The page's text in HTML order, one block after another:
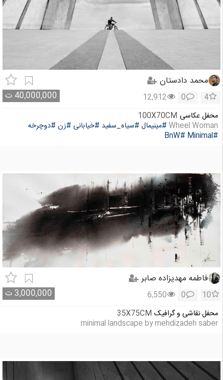
محمد دادستان
40,000,000 ت 4
0
12,912
محفل عکاسی 100X70CM
Wheel Woman #مینیمال #سیاه_سفید #خیابانی #زن #دوچرخه
#Minimal
#BnW
فاطمه مهدیزاده صابر
3,000,000ت 10
0
6,550
محفل نقاشی و گرافیک 35X75CM
minimal landscape by mehdizadeh saber